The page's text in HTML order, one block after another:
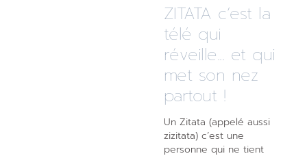
ZITATA c’est la
télé qui
réveille... et qui
met son nez
partout !
Un Zitata (appelé aussi
zizitata) c’est une
personne qui ne tient